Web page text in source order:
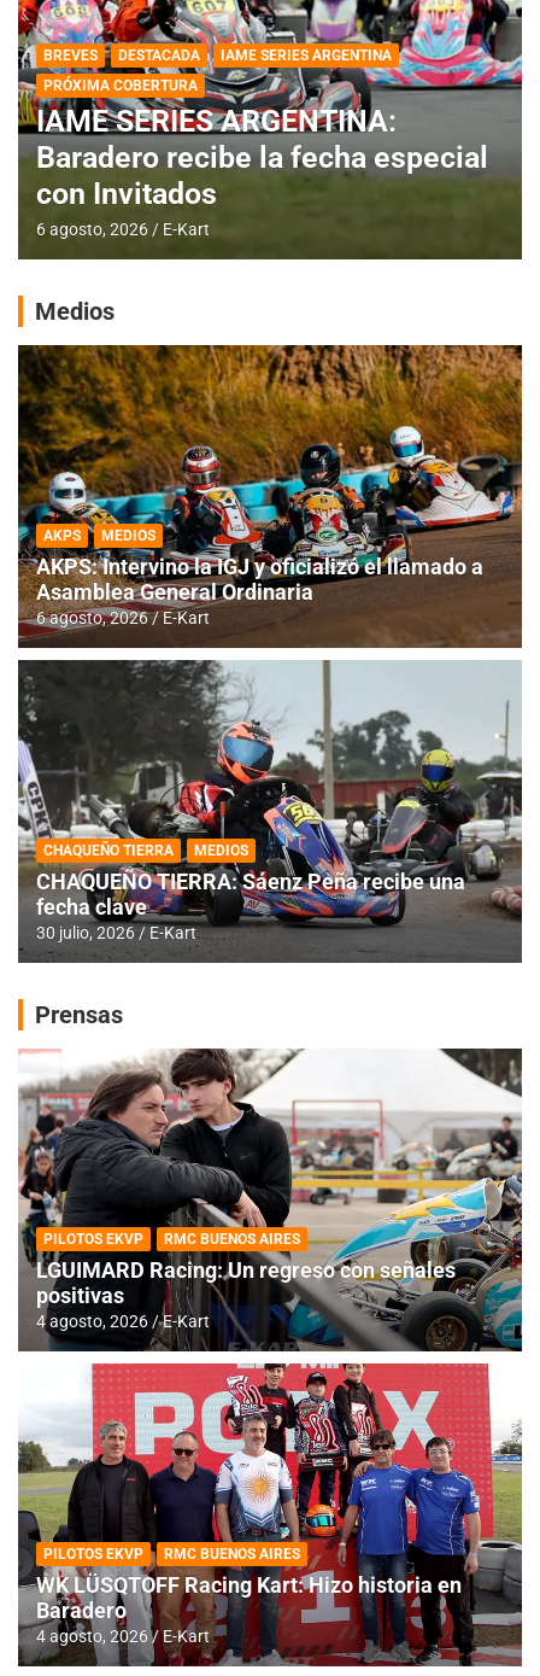
BREVES DESTACADA
IAME SERIES ARGENTINA
PRÓXIMA COBERTURA
IAME SERIES ARGENTINA:
Baradero recibe la fecha especial
con Invitados
6 agosto, 2026 E-Kart
Medios
AKPS MEDIOS
AKPS: Intervino la IGJ y oficializó el llamado a
Asamblea General Ordinaria
6 agosto, 2026 E-Kart
CHAQUEÑO TIERRA MEDIOS
CHAQUEÑO TIERRA: Sáenz Peña recibe una
fecha clave
30 julio, 2026 E-Kart
Prensas
PILOTOS EKVP RMC BUENOS AIRES
LGUIMARD Racing: Un regreso con señales
positivas
4 agosto, 2026 E-Kart
PILOTOS EKVP RMC BUENOS AIRES
WK LÜSQTOFF Racing Kart: Hizo historia en
Baradero
4 agosto, 2026 E-Kart